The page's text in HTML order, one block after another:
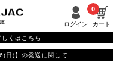
ログイン カート
0
くは こちら
日)】の発送に関して